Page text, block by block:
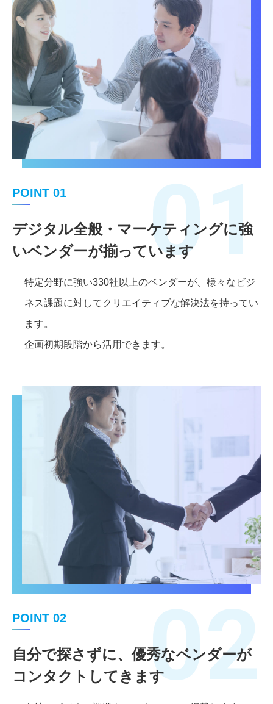
POINT 01
デジタル全般・マーケティングに強
いベンダーが揃っています01
特定分野に強い330社以上のベンダーが、様々なビジ
ネス課題に対してクリエイティブな解決法を持ってい
ます。
企画初期段階から活用できます。
POINT 02
自分で探さずに、優秀なベンダーが
コンタクトしてきます02